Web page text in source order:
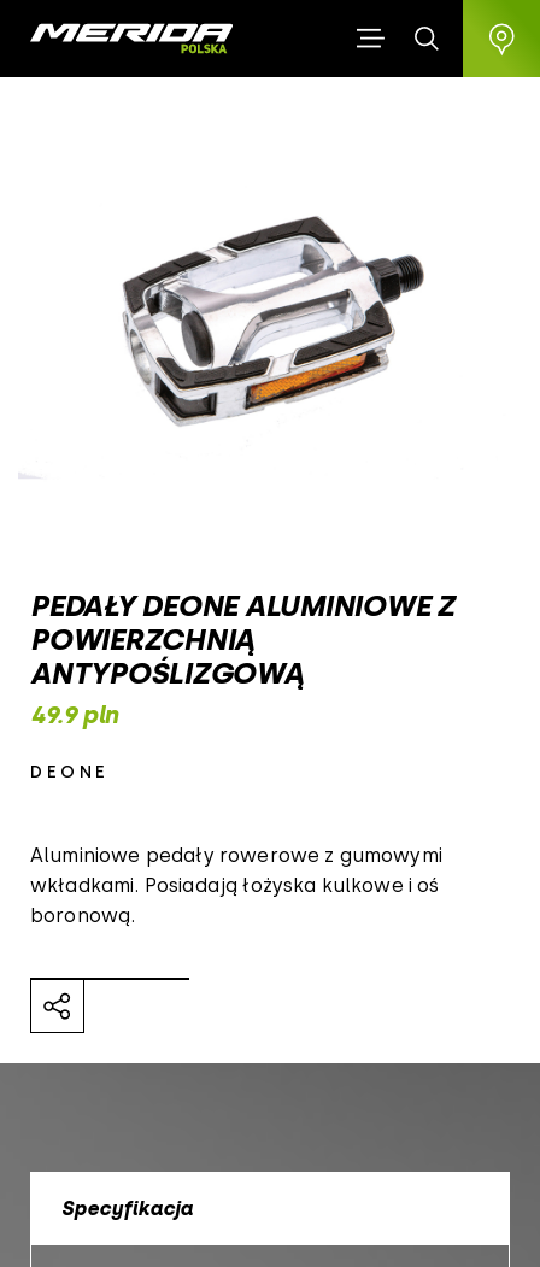
PEDAŁY DEONE ALUMINIOWE Z
POWIERZCHNIĄ
ANTYPOŚLIZGOWĄ
49.9 pln
DEONE
Aluminiowe pedały rowerowe z gumowymi
wkładkami. Posiadają łożyska kulkowe i oś
boronową.
Specyfikacja